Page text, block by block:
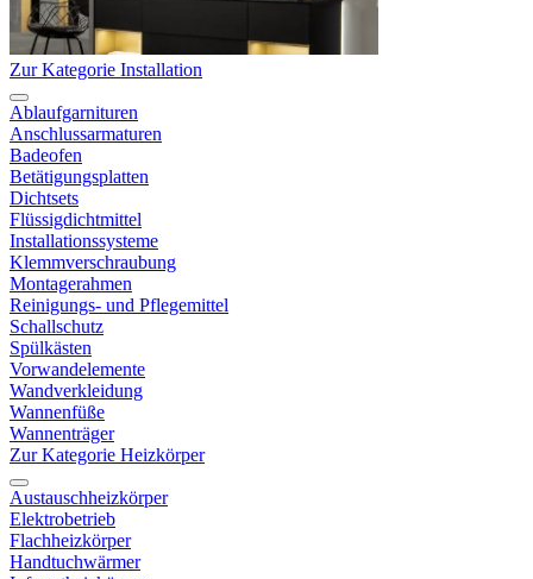
Zur Kategorie Installation
Ablaufgarnituren
Anschlussarmaturen
Badeofen
Betätigungsplatten
Dichtsets
Flüssigdichtmittel
Installationssysteme
Klemmverschraubung
Montagerahmen
Reinigungs- und Pflegemittel
Schallschutz
Spülkästen
Vorwandelemente
Wandverkleidung
Wannenfüße
Wannenträger
Zur Kategorie Heizkörper
Austauschheizkörper
Elektrobetrieb
Flachheizkörper
Handtuchwärmer